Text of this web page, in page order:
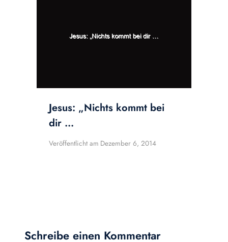
Jesus: „Nichts kommt bei
dir …
Veröffentlicht am Dezember 6, 2014
Schreibe einen Kommentar